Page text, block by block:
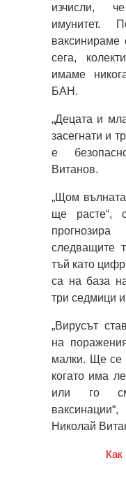
изчисли,
имунитет.
ваксинираме
сега,
имаме
БАН.
„Децата и
засегнати и
е
Витанов.
„Щом
ще расте“,
следващите
тъй като
са на база
три седмици
„Вирусът
на
малки. Ще се
когато има
или го
Николай